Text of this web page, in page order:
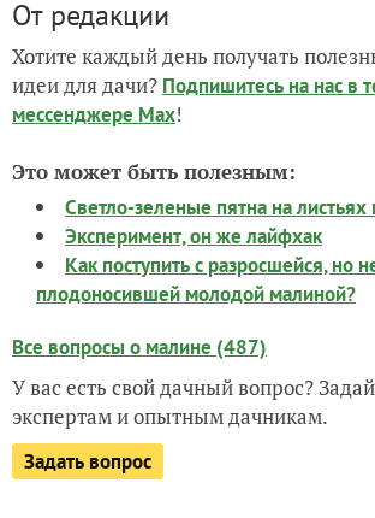
От редакции
Хотите каждый день получать
идеи для дачи? Подпишитесь на нас в
мессенджере Max!
Это может быть полезным:
Светло-зеленые пятна на
Эксперимент, он же лайфхак
Как поступить с разросшейся, но
плодоносившей молодой малиной?
Все вопросы о малине (487)
У вас есть свой дачный вопрос?
экспертам и опытным дачникам.
Задать вопрос